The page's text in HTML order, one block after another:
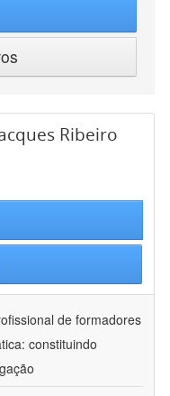
Ribeiro
de formadores
constituindo